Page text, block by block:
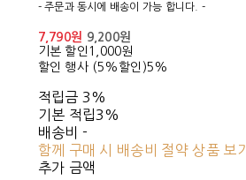
- 주문과 동시에 배송이 가능 합니다. -
7,790원
9,200원
기본 할인 1,000원
할인 행사 (5%할인)5%
적립금 3%
기본 적립3%
배송비 -
함께 구매 시 배송비 절약 상품 보기
추가 금액